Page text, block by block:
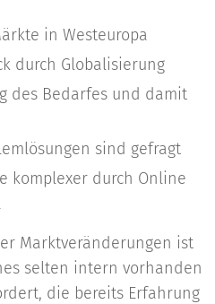
in Westeuropa
durch Globalisierung
des Bedarfes und damit
sind gefragt
komplexer durch Online
Marktveränderungen ist
selten intern vorhanden
die bereits Erfahrung